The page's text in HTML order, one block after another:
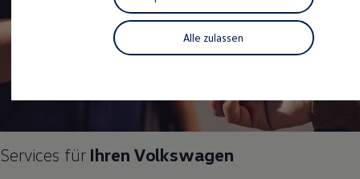
Golf Kollektion
ID. Kollektion
Volkswagen Kollektion
R-Kollektion
myVolkswagen
Software Updates
Service und Ersatzteile
Services für Ihren Volkswagen
Alle zulassen